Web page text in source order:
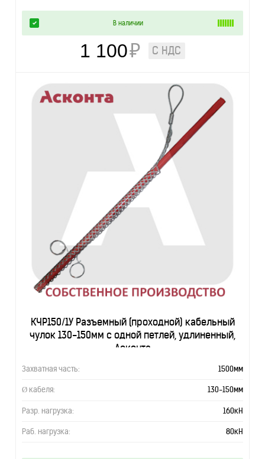
В наличии
1 100₽ С НДС
КЧР150/1У Разъемный (проходной) кабельный
чулок 130-150мм с одной петлей, удлиненный,
Асконта
Захватная часть: 1500мм
Ø кабеля: 130-150мм
Разр. нагрузка: 160кН
Раб. нагрузка: 80кН